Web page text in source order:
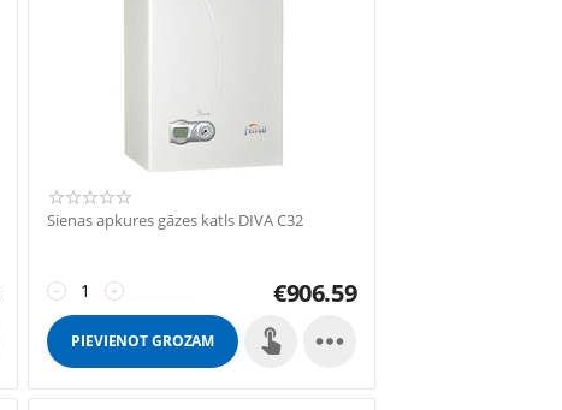
Sienas apkures gāzes katls DIVA C32
+
− €906.59
PIEVIENOT GROZAM 